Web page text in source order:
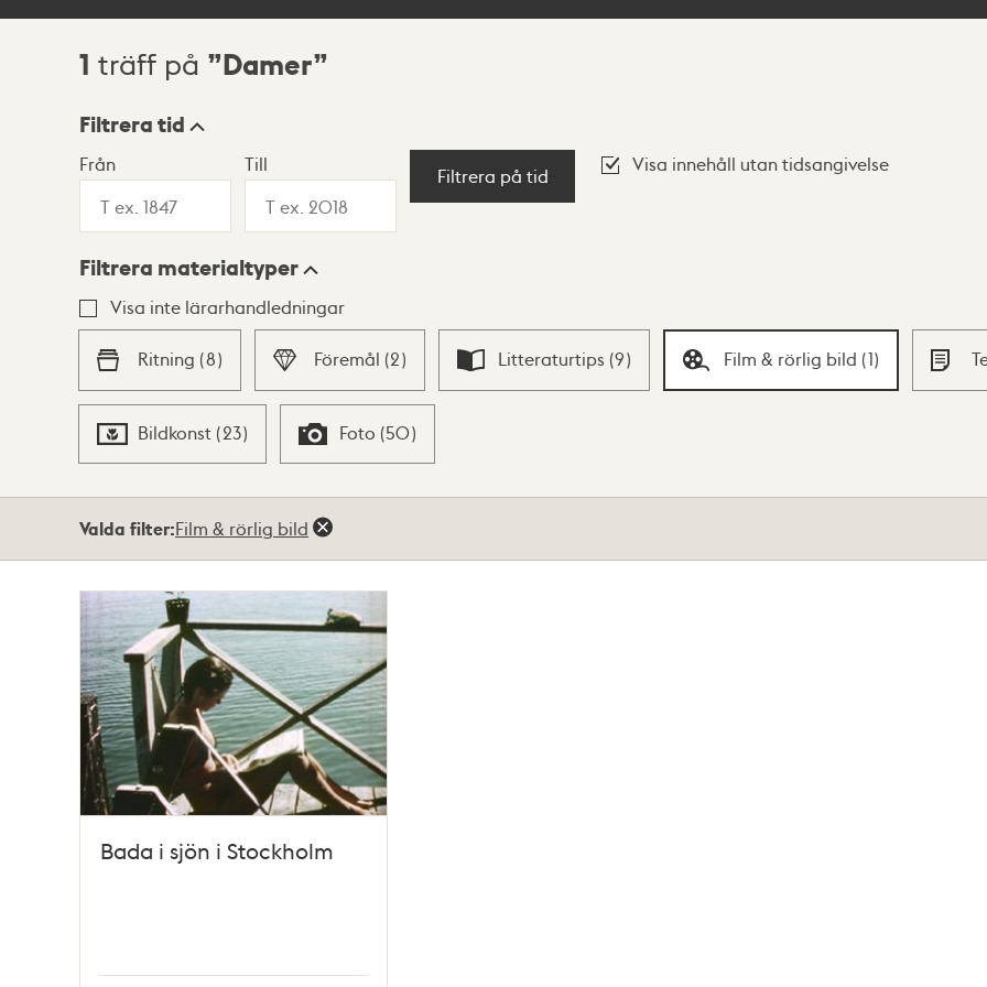
Sökresultat
1 träff på Damer
Visningsläge
Lista Karta
Filtrera tid
Från Till
Filtrera på tid
Visa innehåll utan tidsangivelse
Filtrera materialtyper
Visa inte lärarhandledningar
Ritning (8) Föremål (2) Litteraturtips (9) Film & rörlig bild (1)
Bildkonst (23) Foto (50)
Valda filter:Film & rörlig bild
Bada i sjön i Stockholm